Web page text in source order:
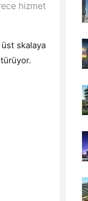
hizmet
skalaya